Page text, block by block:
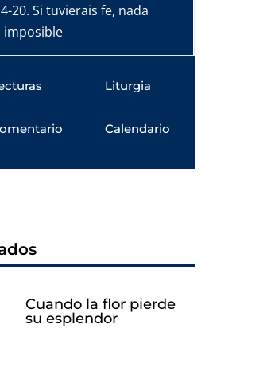
20. Si tuvierais fe, nada
imposible
Liturgia
Calendario
Cuando la flor pierde
su esplendor